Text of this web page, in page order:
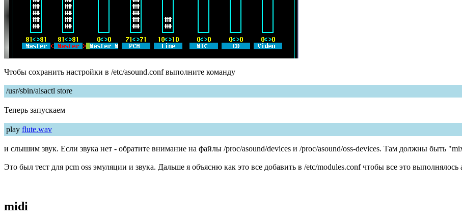
Чтобы сохранить настройки в /etc/asound.conf выполните команду
/usr/sbin/alsactl store
Теперь запускаем
play flute.wav
и слышим звук. Если звука нет - обратите внимание на файлы /proc/asound/devices и /proc/asound/oss-devices. Там должны быть
Это был тест для pcm oss эмуляции и звука. Дальше я объясню как это все добавить в /etc/modules.conf чтобы все это выполнялось
midi